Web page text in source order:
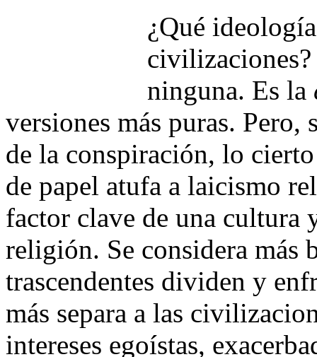
¿Qué
civilizaciones?
ninguna. Es la
versiones más puras. Pero,
de la conspiración, lo
de papel atufa a laicismo
factor clave de una cultura
religión. Se considera más
trascendentes dividen y
más separa a las
intereses egoístas,